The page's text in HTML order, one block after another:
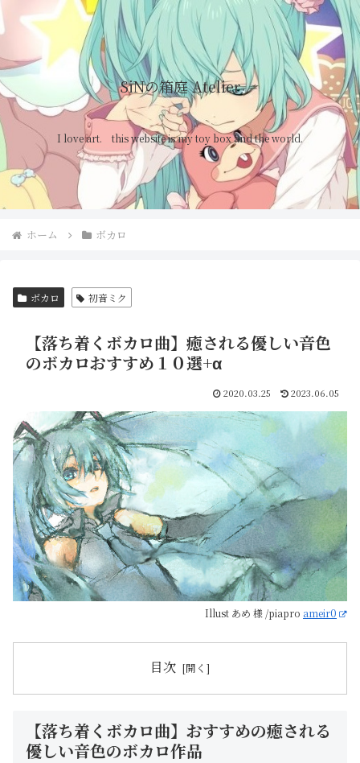
SiNの箱庭 Atelier
I love art. this website is my toy box and the world.
ホーム ボカロ
ボカロ 初音ミク
【落ち着くボカロ曲】癒される優しい音色
のボカロおすすめ１０選+α
2020.03.25 2023.06.05
Illust あめ 様 /piapro ameir0
目次
【落ち着くボカロ曲】おすすめの癒される
優しい音色のボカロ作品